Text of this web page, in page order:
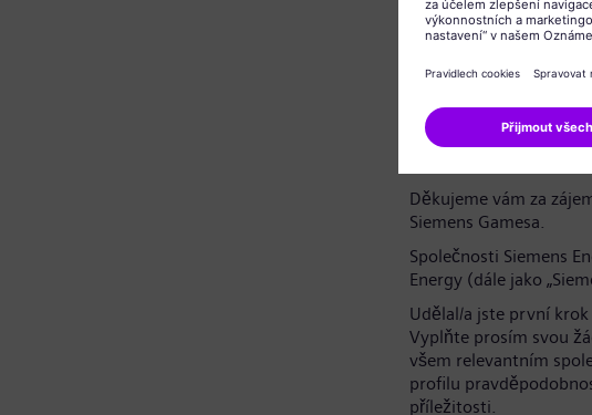
Oznámení o ochraně
Děkujeme vám za
Siemens Gamesa.
Společnosti Siemens
Energy (dále jako
Udělal/a jste první
Vyplňte prosím svou
všem relevantním
profilu
příležitosti.